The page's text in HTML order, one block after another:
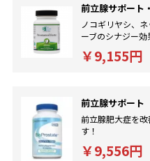
前立腺サポート
ノコギリヤシ、
ーブのシナジー
￥9,155円
前立腺サポート
前立腺肥大症を
す！
￥9,556円